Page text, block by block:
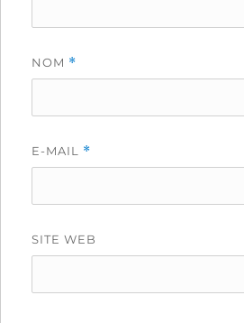
NOM *
E-MAIL *
SITE WEB